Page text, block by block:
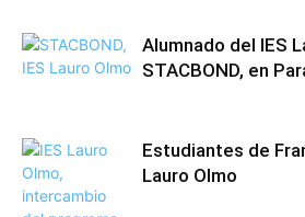
Alumnado del IES
STACBOND, en
Estudiantes de
Lauro Olmo